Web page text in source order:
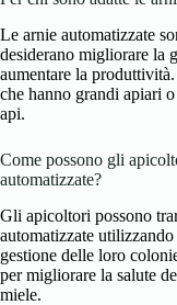
Le arnie automatizzate
desiderano migliorare la
aumentare la
che hanno grandi apiari
api.
Come possono gli
automatizzate?
Gli apicoltori possono
automatizzate
gestione delle loro
per migliorare la salute
miele.